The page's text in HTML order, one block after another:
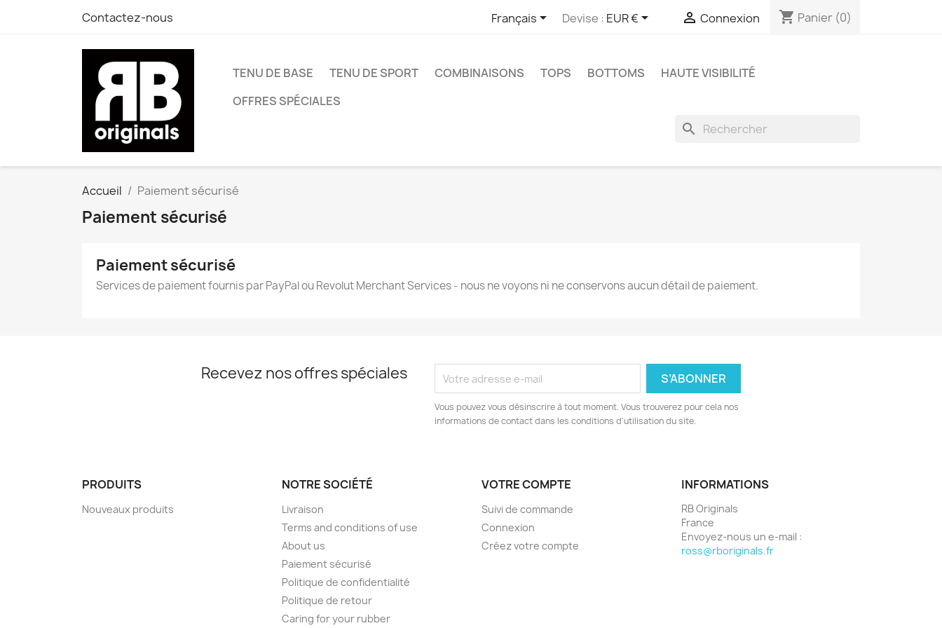
Contactez-nous Français Devise : EUR €  Connexion shopping_cart Panier (0)
TENU DE BASE TENU DE SPORT COMBINAISONS TOPS BOTTOMS
HAUTE VISIBILITÉ
OFFRES SPÉCIALES
search
Accueil Paiement sécurisé
Paiement sécurisé
Paiement sécurisé
Services de paiement fournis par PayPal ou Revolut Merchant Services - nous ne voyons ni ne conservons aucun détail de paiement.
Recevez nos offres spéciales
Vous pouvez vous désinscrire à tout moment. Vous trouverez pour cela nos
informations de contact dans les conditions d'utilisation du site.
PRODUITS
Nouveaux produits
NOTRE SOCIÉTÉ
Livraison
Terms and conditions of use
About us
Paiement sécurisé
Politique de confidentialité
Politique de retour
Caring for your rubber
VOTRE COMPTE
Suivi de commande
Connexion
Créez votre compte
INFORMATIONS
RB Originals
France
Envoyez-nous un e-mail :
ross@rboriginals.fr